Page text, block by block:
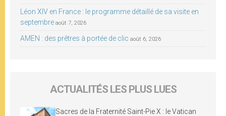
Léon XIV en France : le programme détaillé de sa visite en
septembre août 7, 2026
AMEN : des prêtres à portée de clic août 6, 2026
ACTUALITÉS LES PLUS LUES
Sacres de la Fraternité Saint-Pie X : le Vatican